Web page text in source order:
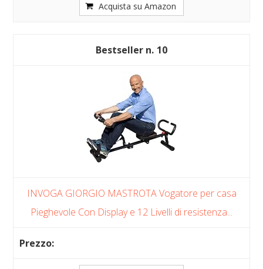
Acquista su Amazon
10
INVOGA GIORGIO MASTROTA Vogatore per casa
Pieghevole Con Display e 12 Livelli di resistenza...